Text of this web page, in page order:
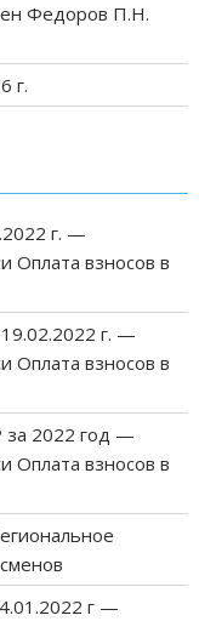
Федоров П.Н.
г.
г. —
Оплата взносов в
г. —
Оплата взносов в
за 2022 год —
Оплата взносов в
г —